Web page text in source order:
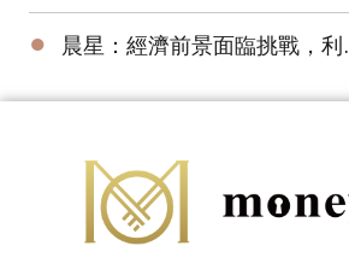
● 晨星：經濟前景面臨挑戰，利率將進一步上升